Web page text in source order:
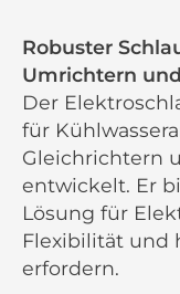
Robuster
Umrichtern
Der
für
Gleichrichtern
entwickelt. Er
Lösung für
Flexibilität und
erfordern.